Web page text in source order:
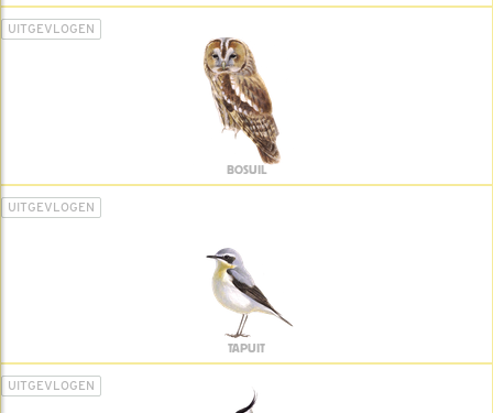
UITGEVLOGEN
BOSUIL
UITGEVLOGEN
TAPUIT
UITGEVLOGEN